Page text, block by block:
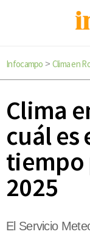
Infocampo > Clima en
Clima
cuál
tiempo
2025
El Servicio